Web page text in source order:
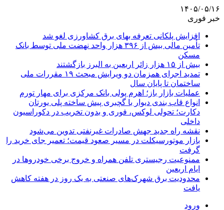
۱۴۰۵/۰۵/۱۶
خبر فوری
افزایش پلکانی تعرفه بهای برق کشاورزی لغو شد
تأمین مالی بیش از ۳۹۶ هزار واحد نهضت ملی توسط بانک
مسکن
بیش از ۱۵ هزار زائر اربعین به البرز بازگشتند
تمدید اجرای همزمان دو ویرایش مبحث ۱۹ مقررات ملی
ساختمان تا پایان سال
عملیات بازار باز؛ اهرم پولی بانک مرکزی برای مهار تورم
انواع قاب بندی دیوار با گچبری پیش ساخته پلی یورتان
دکارت؛ تحولی لوکس، فوری و بدون تخریب در دکوراسیون
داخلی
نقشه راه جدید جهش صادرات غیرنفتی تدوین می‌شود
بازار موتورسیکلت در مسیر صعود قیمت؛ تعمیر جای خرید را
گرفت
ممنوعیت رجیستری تلفن همراه و خروج برخی خودروها در
ایام اربعین
محدودیت برق شهرک‌های صنعتی به یک روز در هفته کاهش
یافت
ورود